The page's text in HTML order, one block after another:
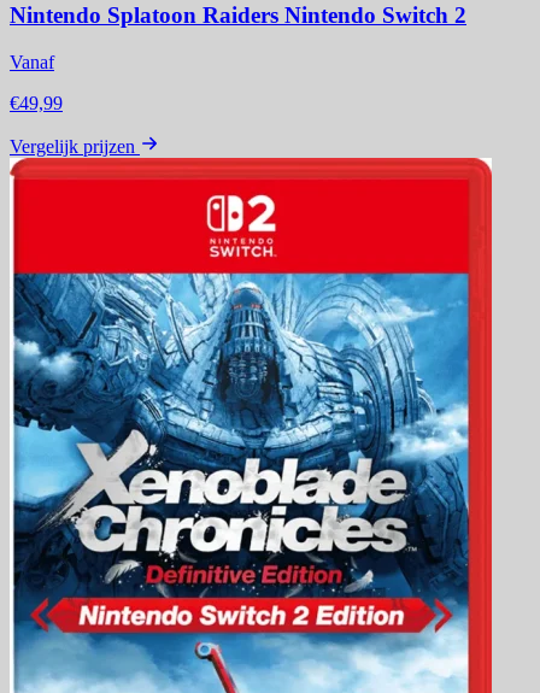
Nintendo Splatoon Raiders Nintendo Switch 2
Vanaf
€49,99
Vergelijk prijzen